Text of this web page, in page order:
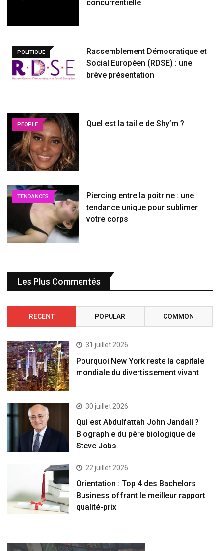
concurrentielle
POLITIQUE
Rassemblement Démocratique et
Social Européen (RDSE) : une
brève présentation
PEOPLE Quel est la taille de Shy’m ?
TENDANCES
Piercing entre la poitrine : une
tendance unique pour sublimer
votre corps
Les Plus Commentés
RECENT POPULAR COMMON
31 juillet 2026
Pourquoi New York reste la capitale
mondiale du divertissement vivant
30 juillet 2026
Qui est Abdulfattah John Jandali ?
Biographie du père biologique de
Steve Jobs
22 juillet 2026
Orientation : Top 4 des Bachelors
Business offrant le meilleur rapport
qualité-prix